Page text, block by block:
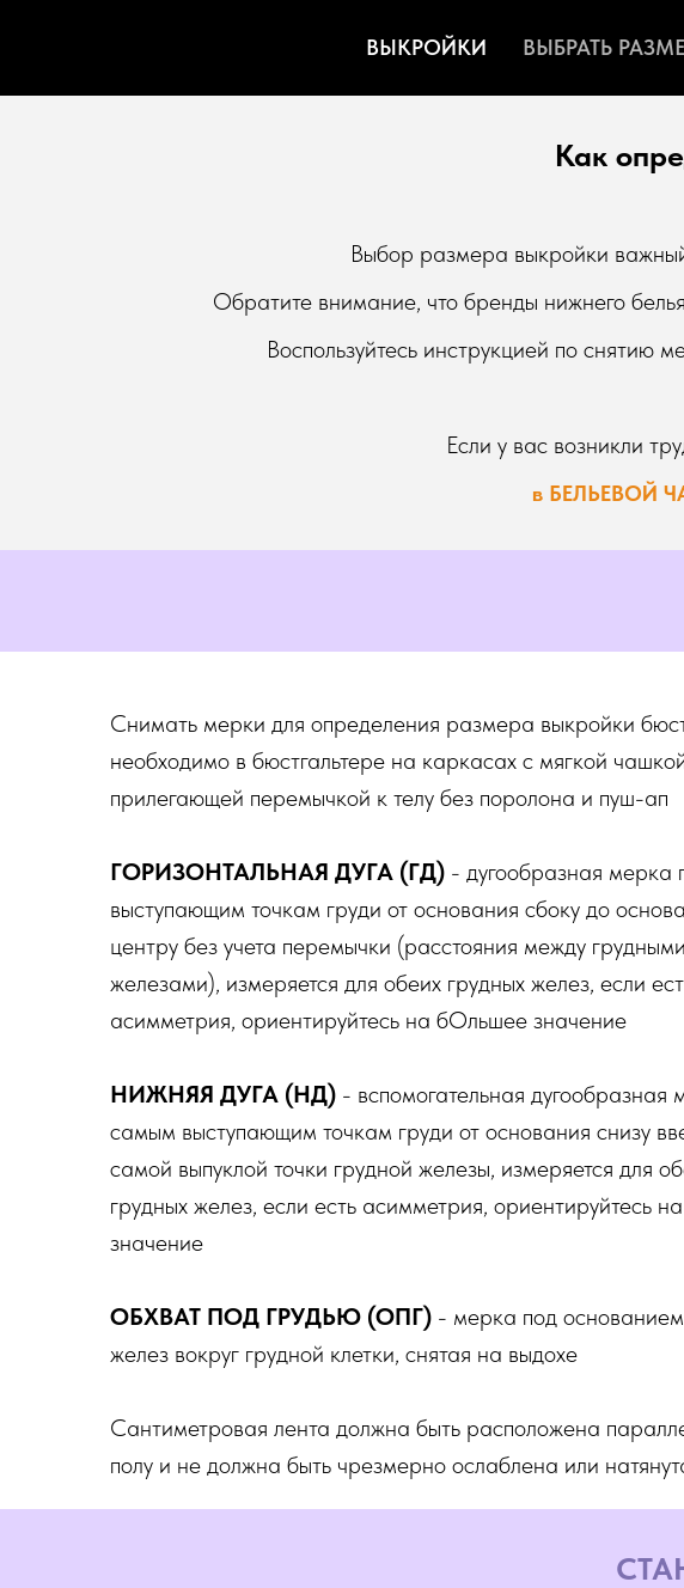
ВЫКРОЙКИ ВЫБРАТЬ
Как
Выбор размера выкройки важный
Обратите внимание, что бренды нижнего
Воспользуйтесь инструкцией по снятию
Если у вас возникли
в БЕЛЬЕВОЙ
Снимать мерки для определения размера выкройки
необходимо в бюстгальтере на каркасах с мягкой
прилегающей перемычкой к телу без поролона и пуш-ап
ГОРИЗОНТАЛЬНАЯ ДУГА (ГД) - дугообразная мерка
выступающим точкам груди от основания сбоку до
центру без учета перемычки (расстояния между грудными
железами), измеряется для обеих грудных желез, если
асимметрия, ориентируйтесь на бОльшее значение
НИЖНЯЯ ДУГА (НД) - вспомогательная дугообразная
самым выступающим точкам груди от основания снизу
самой выпуклой точки грудной железы, измеряется для
грудных желез, если есть асимметрия, ориентируйтесь
значение
ОБХВАТ ПОД ГРУДЬЮ (ОПГ) - мерка под
желез вокруг грудной клетки, снятая на выдохе
Сантиметровая лента должна быть расположена
полу и не должна быть чрезмерно ослаблена или